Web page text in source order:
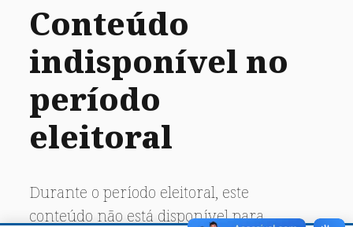
Conteúdo
indisponível no
período
eleitoral
Durante o período eleitoral, este
conteúdo não está disponível para